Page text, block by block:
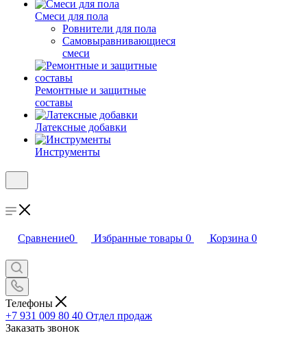
Смеси для пола
Ровнители для пола
Самовыравнивающиеся
смеси
Ремонтные и защитные
составы
Латексные добавки
Инструменты
Сравнение0 Избранные товары 0 Корзина 0
Телефоны
+7 931 009 80 40 Отдел продаж
Заказать звонок